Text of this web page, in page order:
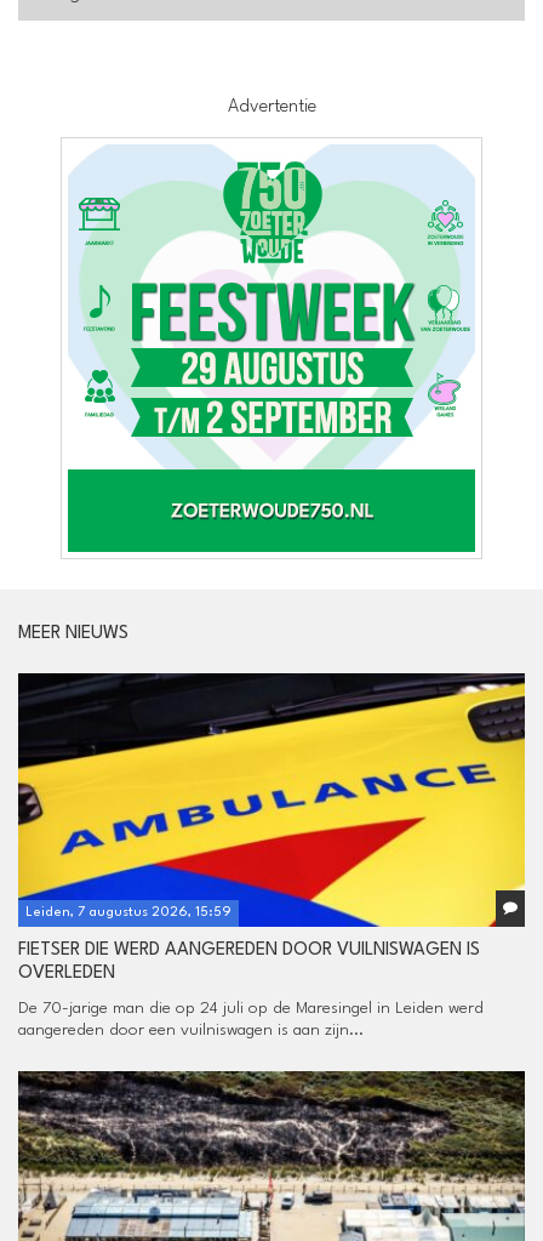
Advertentie
MEER NIEUWS
Leiden, 7 augustus 2026, 15:59
FIETSER DIE WERD AANGEREDEN DOOR VUILNISWAGEN IS
OVERLEDEN
De 70-jarige man die op 24 juli op de Maresingel in Leiden werd
aangereden door een vuilniswagen is aan zijn...